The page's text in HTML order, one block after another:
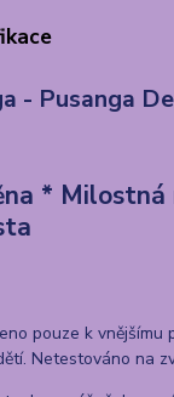
- Pusanga
* Milostná
pouze k vnějšímu
Netestováno na